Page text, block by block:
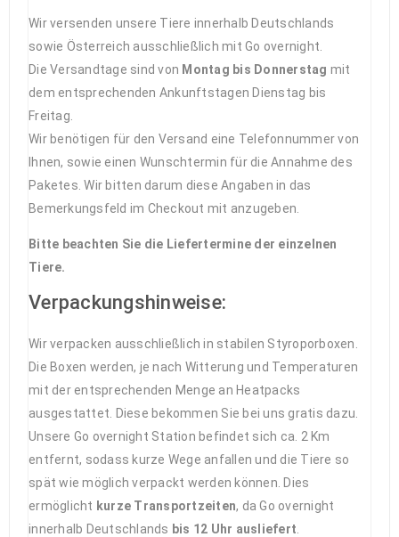
Wir versenden unsere Tiere innerhalb Deutschlands
sowie Österreich ausschließlich mit Go overnight.
Die Versandtage sind von Montag bis Donnerstag mit
dem entsprechenden Ankunftstagen Dienstag bis
Freitag.
Wir benötigen für den Versand eine Telefonnummer von
Ihnen, sowie einen Wunschtermin für die Annahme des
Paketes. Wir bitten darum diese Angaben in das
Bemerkungsfeld im Checkout mit anzugeben.
Bitte beachten Sie die Liefertermine der einzelnen
Tiere.
Verpackungshinweise:
Wir verpacken ausschließlich in stabilen Styroporboxen.
Die Boxen werden, je nach Witterung und Temperaturen
mit der entsprechenden Menge an Heatpacks
ausgestattet. Diese bekommen Sie bei uns gratis dazu.
Unsere Go overnight Station befindet sich ca. 2 Km
entfernt, sodass kurze Wege anfallen und die Tiere so
spät wie möglich verpackt werden können. Dies
ermöglicht kurze Transportzeiten, da Go overnight
innerhalb Deutschlands bis 12 Uhr ausliefert